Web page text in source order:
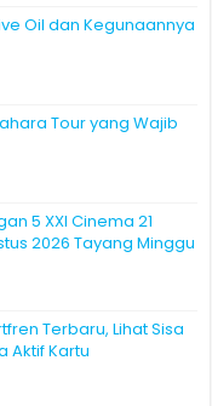
Oil dan Kegunaannya
Tour yang Wajib
5 XXI Cinema 21
2026 Tayang Minggu
Terbaru, Lihat Sisa
Aktif Kartu